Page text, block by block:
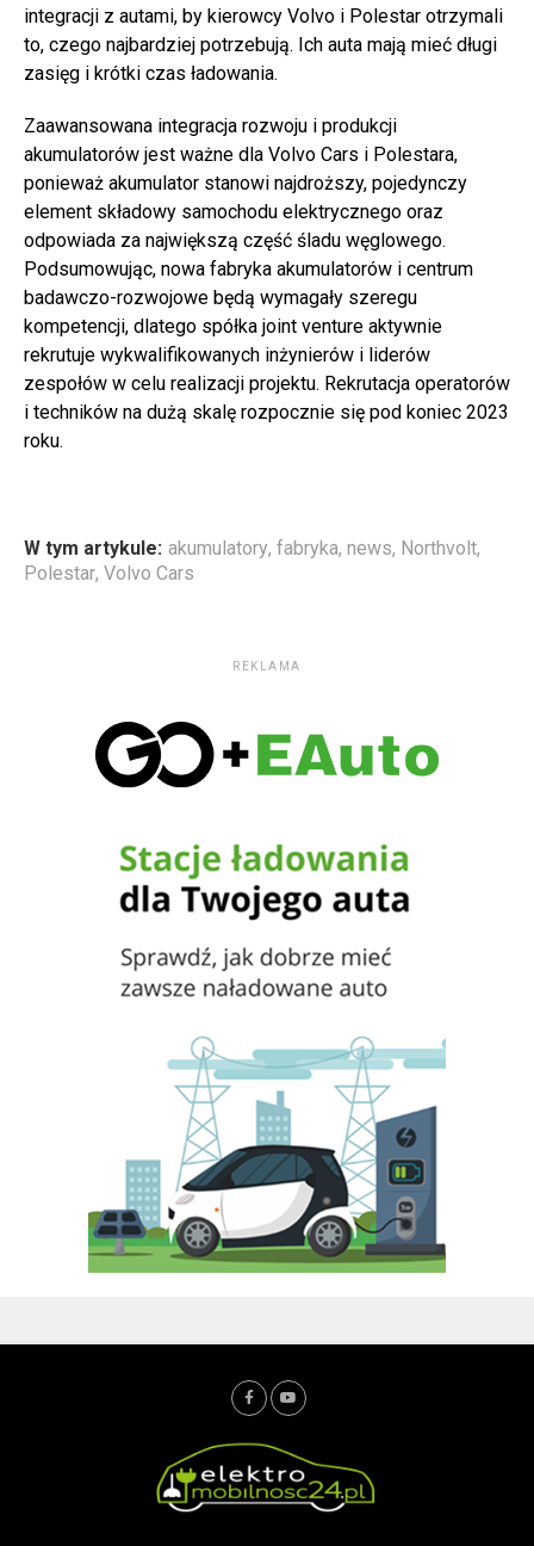
integracji z autami, by kierowcy Volvo i Polestar otrzymali
to, czego najbardziej potrzebują. Ich auta mają mieć długi
zasięg i krótki czas ładowania.
Zaawansowana integracja rozwoju i produkcji
akumulatorów jest ważne dla Volvo Cars i Polestara,
ponieważ akumulator stanowi najdroższy, pojedynczy
element składowy samochodu elektrycznego oraz
odpowiada za największą część śladu węglowego.
Podsumowując, nowa fabryka akumulatorów i centrum
badawczo-rozwojowe będą wymagały szeregu
kompetencji, dlatego spółka joint venture aktywnie
rekrutuje wykwalifikowanych inżynierów i liderów
zespołów w celu realizacji projektu. Rekrutacja operatorów
i techników na dużą skalę rozpocznie się pod koniec 2023
roku.
W tym artykule: akumulatory, fabryka, news, Northvolt,
Polestar, Volvo Cars
REKLAMA